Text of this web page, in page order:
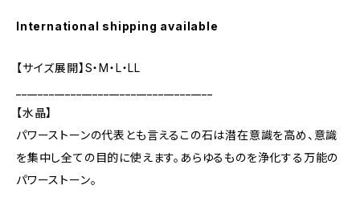
International shipping available
【サイズ展開】S・M・L・LL
【水晶】
パワーストーンの代表とも言えるこの石は潜在意識を高め、意識
を集中し全ての目的に使えます。あらゆるものを浄化する万能の
パワーストーン。